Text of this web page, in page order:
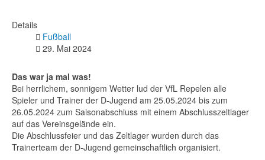
Details
Fußball
29. Mai 2024
Das war ja mal was!
Bei herrlichem, sonnigem Wetter lud der VfL Repelen alle
Spieler und Trainer der D-Jugend am 25.05.2024 bis zum
26.05.2024 zum Saisonabschluss mit einem Abschlusszeltlager
auf das Vereinsgelände ein.
Die Abschlussfeier und das Zeltlager wurden durch das
Trainerteam der D-Jugend gemeinschaftlich organisiert.